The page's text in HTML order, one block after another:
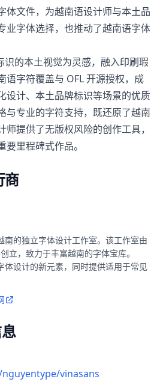
体文件，为越南语设计师与本土品
业字体选择，也推动了越南语字体
识的本土视觉为灵感，融入印刷瑕
语字符覆盖与 OFL 开源授权，成
设计、本土品牌标识等场景的优质
与专业的字符支持，既还原了越南
提供了无版权风险的创作工具，
里程碑式作品。
商
的独立字体设计工作室。该工作室由
，致力于丰富越南的字体宝库。
设计的新元素，同时提供适用于常见
vinasans